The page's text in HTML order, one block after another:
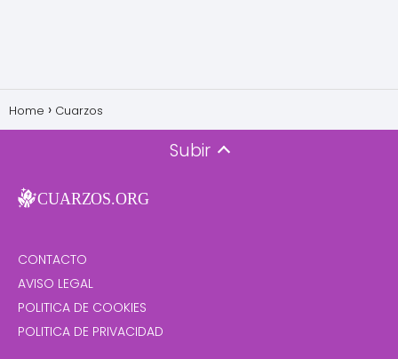
Home Cuarzos
Subir
CONTACTO
AVISO LEGAL
POLITICA DE COOKIES
POLITICA DE PRIVACIDAD